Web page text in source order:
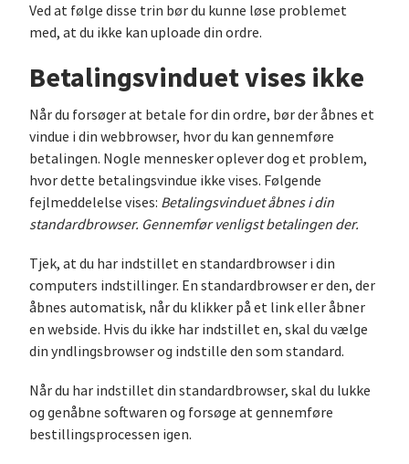
Ved at følge disse trin bør du kunne løse problemet
med, at du ikke kan uploade din ordre.
Betalingsvinduet vises ikke
Når du forsøger at betale for din ordre, bør der åbnes et
vindue i din webbrowser, hvor du kan gennemføre
betalingen. Nogle mennesker oplever dog et problem,
hvor dette betalingsvindue ikke vises. Følgende
fejlmeddelelse vises: Betalingsvinduet åbnes i din
standardbrowser. Gennemfør venligst betalingen der.
Tjek, at du har indstillet en standardbrowser i din
computers indstillinger. En standardbrowser er den, der
åbnes automatisk, når du klikker på et link eller åbner
en webside. Hvis du ikke har indstillet en, skal du vælge
din yndlingsbrowser og indstille den som standard.
Når du har indstillet din standardbrowser, skal du lukke
og genåbne softwaren og forsøge at gennemføre
bestillingsprocessen igen.